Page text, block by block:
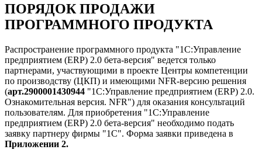
ПОРЯДОК ПРОДАЖИ
ПРОГРАММНОГО ПРОДУКТА
Распространение программного продукта "1С:Управление
предприятием (ERP) 2.0 бета-версия" ведется только
партнерами, участвующими в проекте Центры компетенции
по производству (ЦКП) и имеющими NFR-версию решения
(арт.2900001430944 "1С:Управление предприятием (ERP) 2.0.
Ознакомительная версия. NFR") для оказания консультаций
пользователям. Для приобретения "1С:Управление
предприятием (ERP) 2.0 бета-версия" необходимо подать
заявку партнеру фирмы "1С". Форма заявки приведена в
Приложении 2.